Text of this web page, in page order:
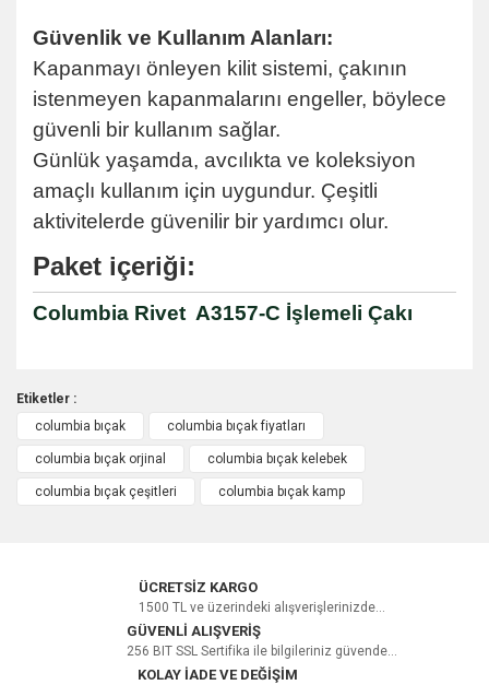
Güvenlik ve Kullanım Alanları:
Kapanmayı önleyen kilit sistemi, çakının
istenmeyen kapanmalarını engeller, böylece
güvenli bir kullanım sağlar.
Günlük yaşamda, avcılıkta ve koleksiyon
amaçlı kullanım için uygundur. Çeşitli
aktivitelerde güvenilir bir yardımcı olur.
Paket içeriği:
Columbia Rivet A3157-C İşlemeli Çakı
Bu ürüne ilk yorumu siz yapın!
Etiketler :
columbia bıçak
columbia bıçak fiyatları
columbia bıçak orjinal columbia bıçak kelebek
columbia bıçak çeşitleri columbia bıçak kamp
ÜCRETSİZ KARGO
1500 TL ve üzerindeki alışverişlerinizde...
GÜVENLİ ALIŞVERİŞ
256 BIT SSL Sertifika ile bilgileriniz güvende...
KOLAY İADE VE DEĞİŞİM